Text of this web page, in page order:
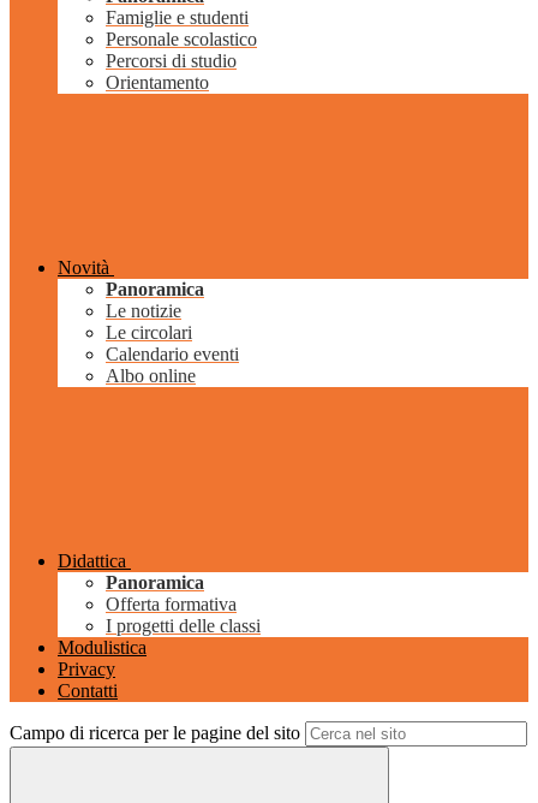
Famiglie e studenti
Personale scolastico
Percorsi di studio
Orientamento
Novità
Panoramica
Le notizie
Le circolari
Calendario eventi
Albo online
Didattica
Panoramica
Offerta formativa
I progetti delle classi
Modulistica
Privacy
Contatti
Campo di ricerca per le pagine del sito